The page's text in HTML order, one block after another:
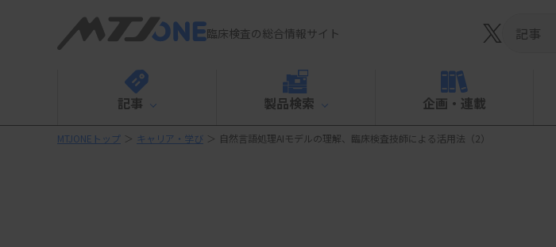
臨床検査の総合情報サイト
記事 製品検索 企画・連載
MTJONEトップ ＞ キャリア・学び ＞ 自然言語処理AIモデルの理解、臨床検査技師による活用法（2）